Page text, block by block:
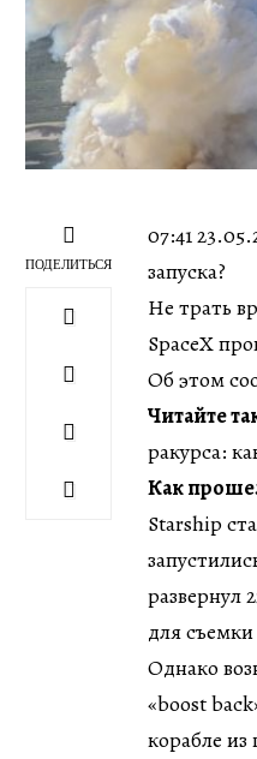
ПОДЕЛИТЬСЯ
07:41
запуска?
Не трать
SpaceX
Об этом
Читайте
ракурса:
Как
Starship
развернул
для
Однако
«boost
корабле